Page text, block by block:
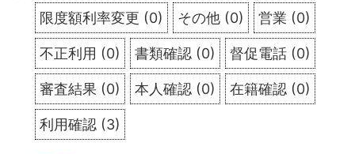
限度額利率変更 (0) その他 (0) 営業 (0)
不正利用 (0) 書類確認 (0) 督促電話 (0)
審査結果 (0) 本人確認 (0) 在籍確認 (0)
利用確認 (3)